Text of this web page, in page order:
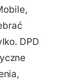
DPD